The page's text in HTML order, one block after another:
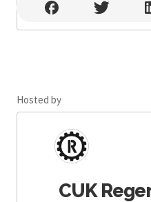
Regenerator , Zabok
Hosted by
CUK